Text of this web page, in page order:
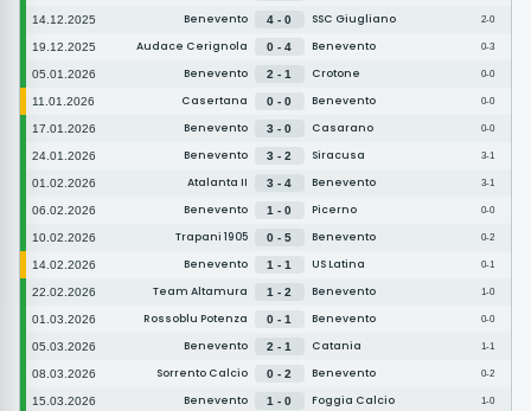
14.12.2025 Benevento 4 - 0 SSC Giugliano 2-0
19.12.2025 Audace Cerignola 0 - 4 Benevento 0-3
05.01.2026 Benevento 2 - 1 Crotone 0-0
11.01.2026 Casertana 0 - 0 Benevento 0-0
17.01.2026 Benevento 3 - 0 Casarano 0-0
24.01.2026 Benevento 3 - 2 Siracusa 3-1
01.02.2026 Atalanta II 3 - 4 Benevento 3-1
06.02.2026 Benevento 1 - 0 Picerno 0-0
10.02.2026 Trapani 1905 0 - 5 Benevento 0-2
14.02.2026 Benevento 1 - 1 US Latina 0-1
22.02.2026 Team Altamura 1 - 2 Benevento 1-0
01.03.2026 Rossoblu Potenza 0 - 1 Benevento 0-0
05.03.2026 Benevento 2 - 1 Catania 1-1
08.03.2026 Sorrento Calcio 0 - 2 Benevento 0-2
15.03.2026 Benevento 1 - 0 Foggia Calcio 1-0